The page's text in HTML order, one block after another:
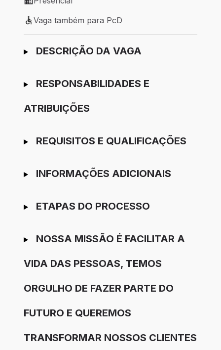
Modelo de trabalho: Presencial
Vaga também para PcD
Vaga também para PcD
Ir para candidatura
DESCRIÇÃO DA VAGA
RESPONSABILIDADES E
ATRIBUIÇÕES
REQUISITOS E QUALIFICAÇÕES
INFORMAÇÕES ADICIONAIS
ETAPAS DO PROCESSO
NOSSA MISSÃO É FACILITAR A
VIDA DAS PESSOAS, TEMOS
ORGULHO DE FAZER PARTE DO
FUTURO E QUEREMOS
TRANSFORMAR NOSSOS CLIENTES